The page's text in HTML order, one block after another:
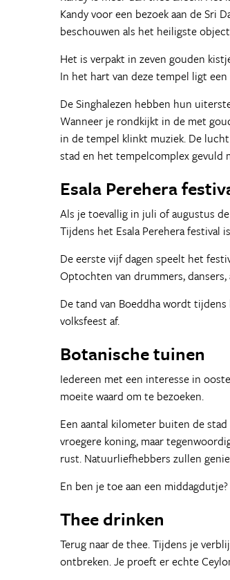
Kandy voor een bezoek aan de Sri
beschouwen als het heiligste
Het is verpakt in zeven gouden
In het hart van deze tempel ligt
De Singhalezen hebben hun
Wanneer je rondkijkt in de met
in de tempel klinkt muziek. De
stad en het tempelcomplex gevuld
Esala Perehera
Als je toevallig in juli of augustus
Tijdens het Esala Perehera festival
De eerste vijf dagen speelt het
Optochten van drummers,
De tand van Boeddha wordt
volksfeest af.
Botanische tuinen
Iedereen met een interesse in
moeite waard om te bezoeken.
Een aantal kilometer buiten de
vroegere koning, maar
rust. Natuurliefhebbers zullen
En ben je toe aan een
Thee drinken
Terug naar de thee. Tijdens je
ontbreken. Je proeft er echte